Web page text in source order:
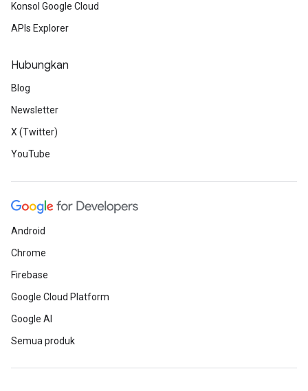
Konsol Google Cloud
APIs Explorer
Hubungkan
Blog
Newsletter
X (Twitter)
YouTube
Android
Chrome
Firebase
Google Cloud Platform
Google AI
Semua produk